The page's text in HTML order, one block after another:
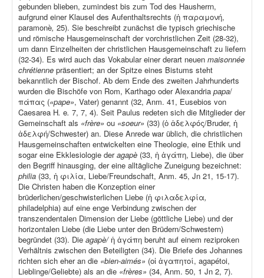
gebunden blieben, zumindest bis zum Tod des Hausherrn,
aufgrund einer Klausel des Aufenthaltsrechts (ἡ παραμονή,
paramonè, 25). Sie beschreibt zunächst die typisch griechische
und römische Hausgemeinschaft der vorchristlichen Zeit (28-32),
um dann Einzelheiten der christlichen Hausgemeinschaft zu liefern
(32-34). Es wird auch das Vokabular einer derart neuen maisonnée
chrétienne präsentiert; an der Spitze eines Bistums steht
bekanntlich der Bischof. Ab dem Ende des zweiten Jahrhunderts
wurden die Bischöfe von Rom, Karthago oder Alexandria papa/
πάπας («pape», Vater) genannt (32, Anm. 41, Eusebios von
Caesarea H. e. 7, 7, 4). Seit Paulus redeten sich die Mitglieder der
Gemeinschaft als «frère» ou «soeur» (33) (ὁ ἀδελφός/Bruder, ἡ
ἀδελφή/Schwester) an. Diese Anrede war üblich, die christlichen
Hausgemeinschaften entwickelten eine Theologie, eine Ethik und
sogar eine Ekklesiologie deragapè (33, ἡ ἀγάπη, Liebe), die über
den Begriff hinausging, der eine alltägliche Zuneigung bezeichnet:
philia (33, ἡ φιλία, Liebe/Freundschaft, Anm. 45, Jn 21, 15-17).
Die Christen haben die Konzeption einer
brüderlichen/geschwisterlichen Liebe (ἡ φιλαδελφία,
philadelphia) auf eine enge Verbindung zwischen der
transzendentalen Dimension der Liebe (göttliche Liebe) und der
horizontalen Liebe (die Liebe unter den Brüdern/Schwestern)
begründet (33). Die agapè/ἡ ἀγάπη beruht auf einem reziproken
Verhältnis zwischen den Beteiligten (34). Die Briefe des Johannes
richten sich eher an die «bien-aimés» (οἱ ἀγαπητοί, agapétoi,
Lieblinge/Geliebte) als an die «frères» (34, Anm. 50, 1 Jn 2, 7).